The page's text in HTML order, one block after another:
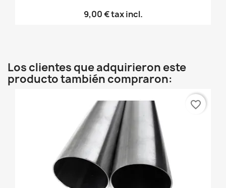
9,00 €tax incl.
Los clientes que adquirieron este
producto también compraron:
favorite_border